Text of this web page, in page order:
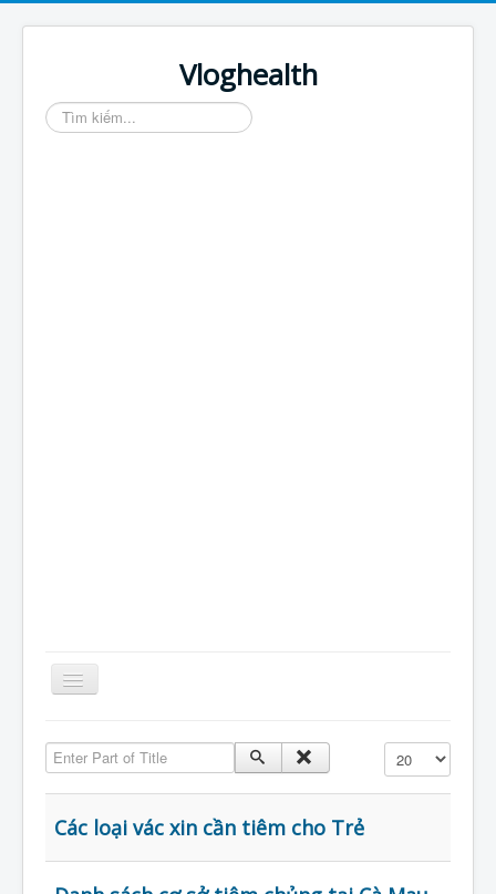
Vloghealth
Tìm
kiếm...
Toggle
Navigation
Giới Thiệu
Tin Tức
Enter Part of Title Hiển thị #
Các loại vác xin cần tiêm cho Trẻ